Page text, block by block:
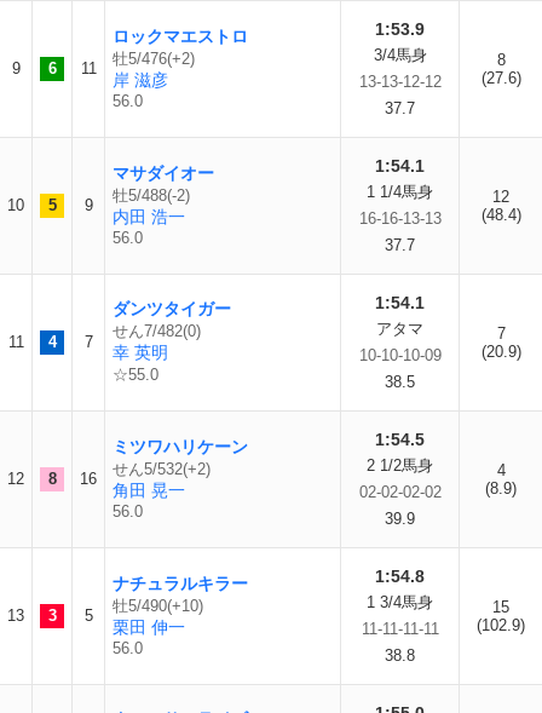
9 6 11
ロックマエストロ
牡5/476(+2)
岸 滋彦
56.0
1:53.9
3/4馬身
13-13-12-12
37.7
8
(27.6)
10 5 9
マサダイオー
牡5/488(-2)
内田 浩一
56.0
1:54.1
1 1/4馬身
16-16-13-13
37.7
12
(48.4)
11 4 7
ダンツタイガー
せん7/482(0)
幸 英明
☆55.0
1:54.1
アタマ
10-10-10-09
38.5
7
(20.9)
12 8 16
ミツワハリケーン
せん5/532(+2)
角田 晃一
56.0
1:54.5
2 1/2馬身
02-02-02-02
39.9
4
(8.9)
13 3 5
ナチュラルキラー
牡5/490(+10)
栗田 伸一
56.0
1:54.8
1 3/4馬身
11-11-11-11
38.8
15
(102.9)